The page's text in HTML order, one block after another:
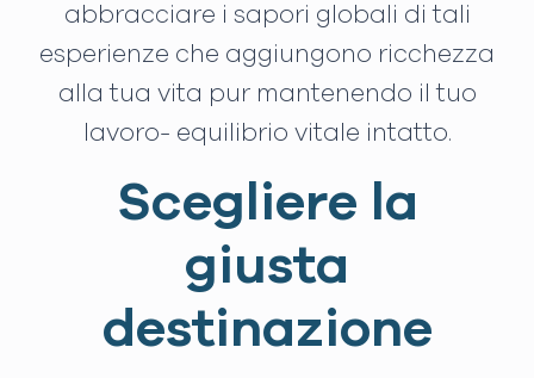
abbracciare i sapori globali di tali
esperienze che aggiungono ricchezza
alla tua vita pur mantenendo il tuo
lavoro- equilibrio vitale intatto.
Scegliere la
giusta
destinazione